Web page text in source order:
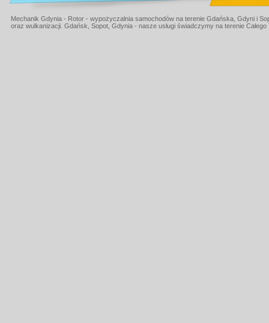
Mechanik Gdynia - Rotor - wypożyczalnia samochodów na terenie Gdańska, Gdyni i
oraz wulkanizacji. Gdańsk, Sopot, Gdynia - nasze usługi świadczymy na terenie Całego